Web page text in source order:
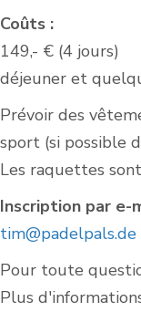
Coûts :
149,- € (4 jours)
déjeuner et
Prévoir des
sport (si possible
Les raquettes
Inscription par e-
tim@padelpals.de
Pour toute
Plus